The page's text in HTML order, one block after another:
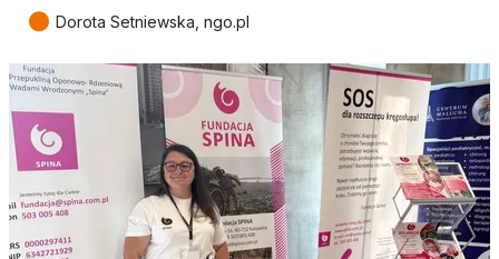
● Dorota Setniewska, ngo.pl